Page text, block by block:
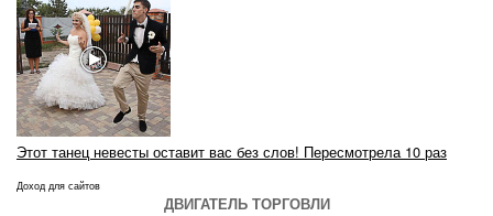
Этот танец невесты оставит вас без слов! Пересмотрела 10 раз
Доход для сайтов
ДВИГАТЕЛЬ ТОРГОВЛИ